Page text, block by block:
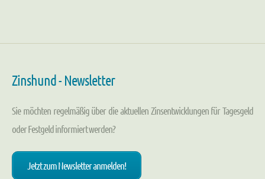
Zinshund - Newsletter
Sie möchten regelmäßig über die aktuellen Zinsentwicklungen für Tagesgeld
oder Festgeld informiert werden?
Jetzt zum Newsletter anmelden!